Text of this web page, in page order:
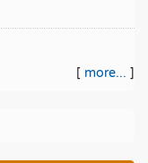
[ more... ]